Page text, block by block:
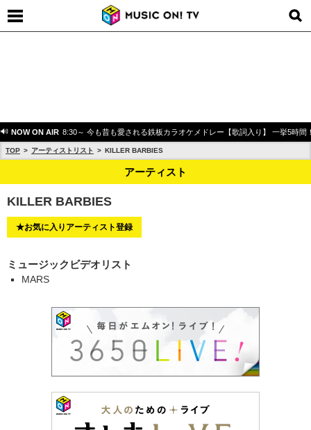
NOW ON AIR 8:30～ 今も昔も愛される鉄板カラオケメドレー【歌詞入り】 一挙5時間
TOP アーティストリスト KILLER BARBIES
アーティスト
KILLER BARBIES
★お気に入りアーティスト登録
ミュージックビデオリスト
MARS